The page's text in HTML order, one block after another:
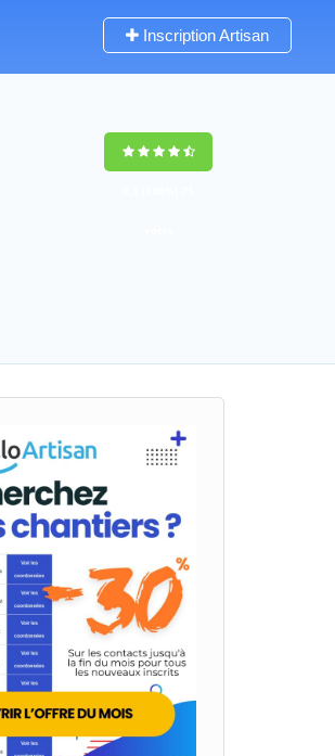
Inscription Artisan